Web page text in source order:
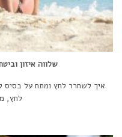
שלווה איזון
איך לשחרר לחץ ומתח על בסיס
לחץ,